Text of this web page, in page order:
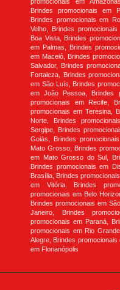
Brindes promocionais em
Brindes promocionais em
Velho, Brindes
Boa Vista, Brindes
em Palmas, Brindes
em Maceió, Brindes
Salvador, Brindes
Fortaleza, Brindes
em São Luís, Brindes
em João Pessoa, Brindes
promocionais em Recife,
promocionais em Teresina,
Norte, Brindes
Sergipe, Brindes
Goiás, Brindes
Mato Grosso, Brindes
em Mato Grosso do Sul,
Brindes promocionais em
Brasília, Brindes
em Vitória, Brindes
promocionais em Belo
Brindes promocionais em
Janeiro, Brindes
promocionais em Paraná,
promocionais em Rio
Alegre, Brindes
em Florianópolis